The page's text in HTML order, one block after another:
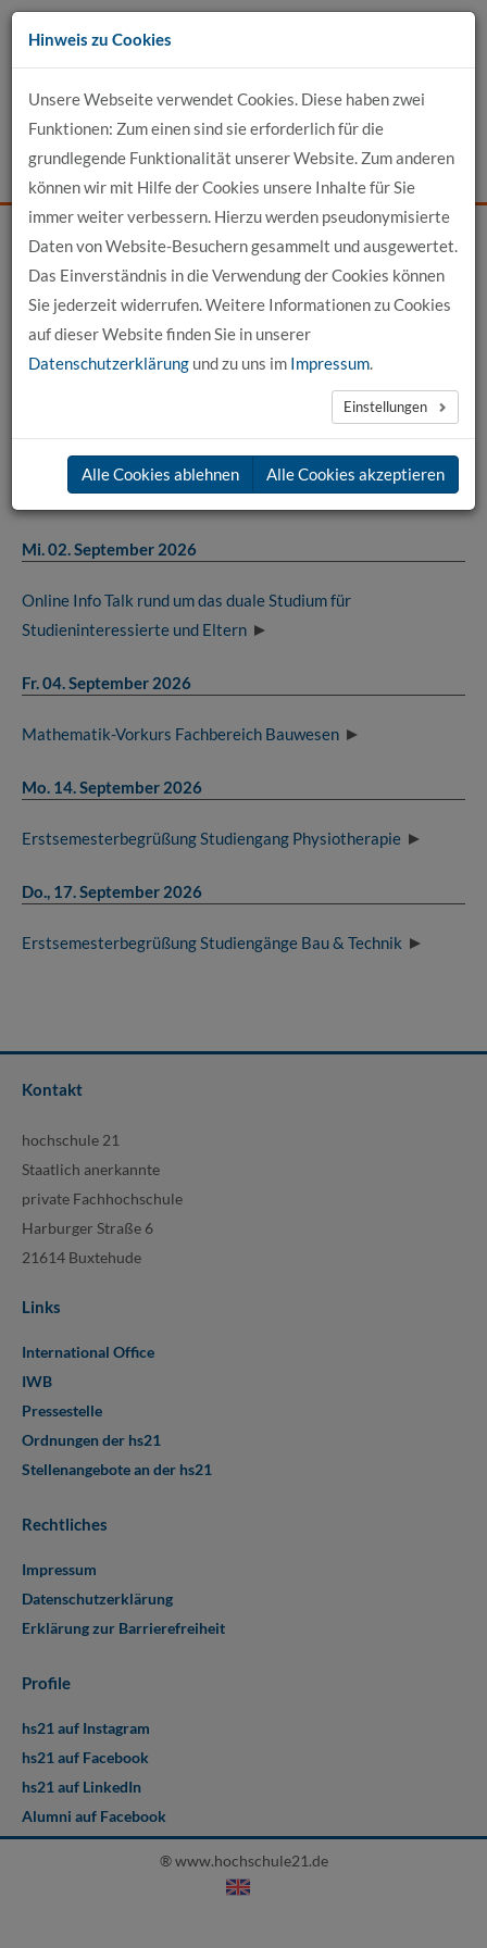
Zum
Inhalt
Events News Login Suche
Kontakt
Startseite
Unser Profil
Termine und Events der hochschule 21
Termine und Events an der hochschule 21
Mi. 26. August 2026
6. Tag der Bauwirtschaft
Mi. 02. September 2026
Online Info Talk rund um das duale Studium für
Studieninteressierte und Eltern
Fr. 04. September 2026
Mathematik-Vorkurs Fachbereich Bauwesen
Mo. 14. September 2026
Erstsemesterbegrüßung Studiengang Physiotherapie
Do., 17. September 2026
Erstsemesterbegrüßung Studiengänge Bau & Technik
Kontakt
hochschule 21
Staatlich anerkannte
private Fachhochschule
Harburger Straße 6
21614 Buxtehude
Links
International Office
IWB
Pressestelle
Ordnungen der hs21
Stellenangebote an der hs21
Rechtliches
Impressum
Datenschutzerklärung
Erklärung zur Barrierefreiheit
Profile
hs21 auf Instagram
hs21 auf Facebook
hs21 auf LinkedIn
Alumni auf Facebook
® www.hochschule21.de
Hinweis zu Cookies
Unsere Webseite verwendet Cookies. Diese haben zwei
Funktionen: Zum einen sind sie erforderlich für die
grundlegende Funktionalität unserer Website. Zum anderen
können wir mit Hilfe der Cookies unsere Inhalte für Sie
immer weiter verbessern. Hierzu werden pseudonymisierte
Daten von Website-Besuchern gesammelt und ausgewertet.
Das Einverständnis in die Verwendung der Cookies können
Sie jederzeit widerrufen. Weitere Informationen zu Cookies
auf dieser Website finden Sie in unserer
Datenschutzerklärung und zu uns im Impressum.
Einstellungen
Alle Cookies ablehnen Alle Cookies akzeptieren